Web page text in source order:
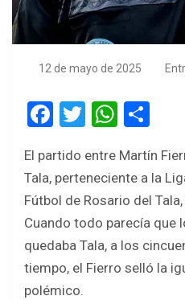
12 de mayo de 2025
F
ce
b
o
o
k
T
tt
er
W
at
s
A
p
p
ar
e
El partido entre Martín
Tala, perteneciente a la
Fútbol de Rosario del
Cuando todo parecía que
quedaba Tala, a los
tiempo, el Fierro selló la
polémico.